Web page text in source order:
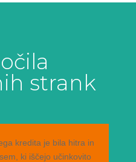
strank
kredita je bila hitra in
ki iščejo učinkovito